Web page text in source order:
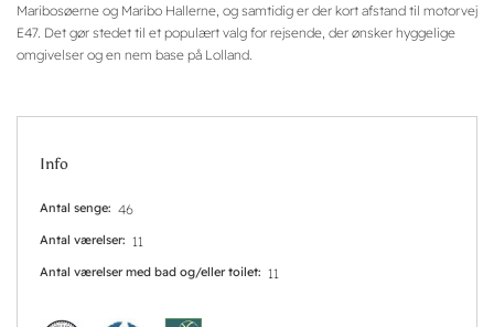
Maribosøerne og Maribo Hallerne, og samtidig er der kort afstand til motorvej
E47. Det gør stedet til et populært valg for rejsende, der ønsker hyggelige
omgivelser og en nem base på Lolland.
Info
Antal senge 46
Antal værelser 11
Antal værelser med bad og/eller toilet 11